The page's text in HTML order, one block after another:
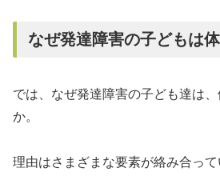
なぜ発達障害の子どもは
では、なぜ発達障害の子ども達は
か。
理由はさまざまな要素が絡み合って